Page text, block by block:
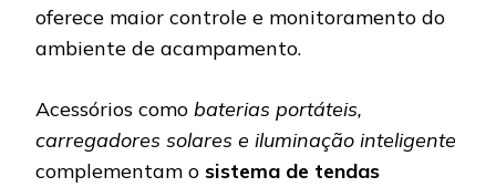
oferece maior controle e monitoramento do
ambiente de acampamento.
Acessórios como baterias portáteis,
carregadores solares e iluminação inteligente
complementam o sistema de tendas